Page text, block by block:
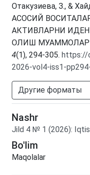
Отакузиева, З., &
АСОСИЙ
АКТИВЛАРНИ
ОЛИШ
4(1), 294-305. https://
2026-vol4-iss1-
Другие форматы
Nashr
Jild 4 № 1 (2026):
Bo'lim
Maqolalar